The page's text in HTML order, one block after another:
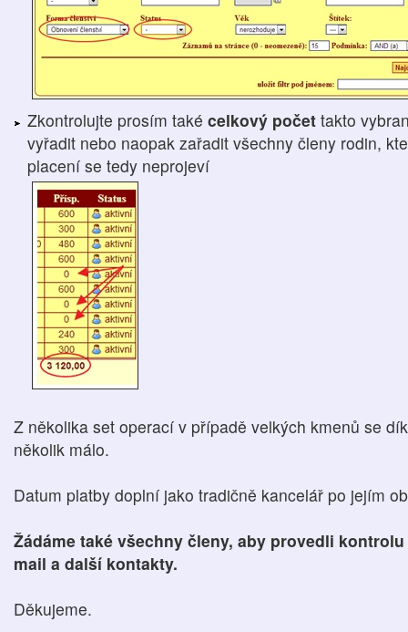
Zkontrolujte prosím také celkový počet takto
vyřadit nebo naopak zařadit všechny členy rodin,
placení se tedy neprojeví
Z několika set operací v případě velkých kmenů se
několik málo.
Datum platby doplní jako tradičně kancelář po jejím
Žádáme také všechny členy, aby provedli
mail a další kontakty.
Děkujeme.